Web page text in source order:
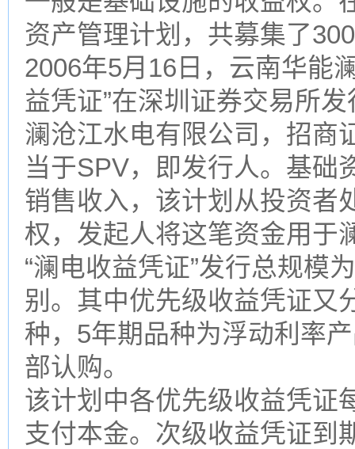
资产管理计划，共募集了
2006年5月16日，云南华能
益凭证”在深圳证券交易所
澜沧江水电有限公司，招商
当于SPV，即发行人。基础
销售收入，该计划从投资者
权，发起人将这笔资金用于
“澜电收益凭证”发行总规模
别。其中优先级收益凭证又
种，5年期品种为浮动利率
部认购。
该计划中各优先级收益凭证
支付本金。次级收益凭证到